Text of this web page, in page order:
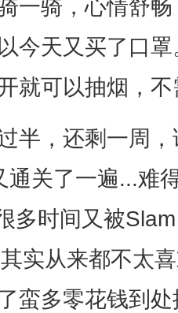
一骑，心情舒
今天又买了口
就可以抽烟，
半，还剩一周
通关了一遍...难
多时间又被
实从来都不太
蛮多零花钱到